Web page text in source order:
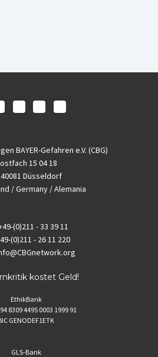
BAYER-Gefahren e.V. (CBG)
15 04 18
40081 Düsseldorf
/ Germany / Alemania
(0)211 - 33 39 11
(0)211 - 26 11 220
kostet Geld!
EthikBank
8309 4495 0003 1999 91
GENODEF1ETK
GLS-Bank